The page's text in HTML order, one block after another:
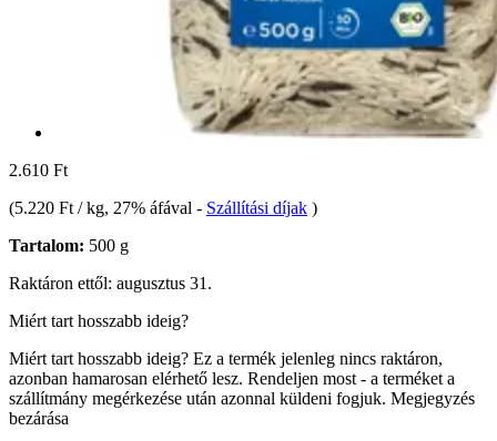
2.610 Ft
(5.220 Ft / kg, 27% áfával - Szállítási díjak )
Tartalom: 500 g
Raktáron ettől: augusztus 31.
Miért tart hosszabb ideig?
Miért tart hosszabb ideig? Ez a termék jelenleg nincs raktáron,
azonban hamarosan elérhető lesz. Rendeljen most - a terméket a
szállítmány megérkezése után azonnal küldeni fogjuk. Megjegyzés
bezárása